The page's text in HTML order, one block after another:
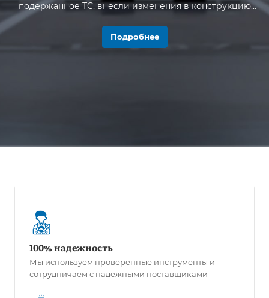
подержанное ТС, внесли изменения в конструкцию
или вам нужно оформить электронный паспорт,
обращайтесь в лабораторию!
Подробнее
100% надежность
Мы используем проверенные инструменты и
сотрудничаем с надежными поставщиками